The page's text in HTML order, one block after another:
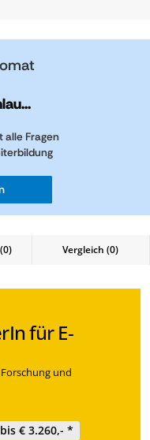
alle Fragen
(0) Vergleich (0)
für E-
und
€ 3.260,- *